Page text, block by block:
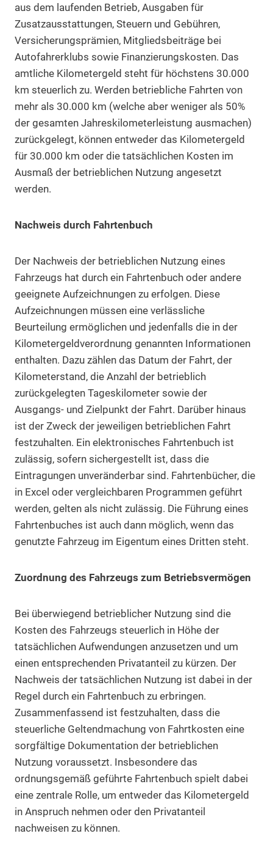
aus dem laufenden Betrieb, Ausgaben für
Zusatzausstattungen, Steuern und Gebühren,
Versicherungsprämien, Mitgliedsbeiträge bei
Autofahrerklubs sowie Finanzierungskosten. Das
amtliche Kilometergeld steht für höchstens 30.000
km steuerlich zu. Werden betriebliche Fahrten von
mehr als 30.000 km (welche aber weniger als 50%
der gesamten Jahreskilometerleistung ausmachen)
zurückgelegt, können entweder das Kilometergeld
für 30.000 km oder die tatsächlichen Kosten im
Ausmaß der betrieblichen Nutzung angesetzt
werden.
Nachweis durch Fahrtenbuch
Der Nachweis der betrieblichen Nutzung eines
Fahrzeugs hat durch ein Fahrtenbuch oder andere
geeignete Aufzeichnungen zu erfolgen. Diese
Aufzeichnungen müssen eine verlässliche
Beurteilung ermöglichen und jedenfalls die in der
Kilometergeldverordnung genannten Informationen
enthalten. Dazu zählen das Datum der Fahrt, der
Kilometerstand, die Anzahl der betrieblich
zurückgelegten Tageskilometer sowie der
Ausgangs- und Zielpunkt der Fahrt. Darüber hinaus
ist der Zweck der jeweiligen betrieblichen Fahrt
festzuhalten. Ein elektronisches Fahrtenbuch ist
zulässig, sofern sichergestellt ist, dass die
Eintragungen unveränderbar sind. Fahrtenbücher, die
in Excel oder vergleichbaren Programmen geführt
werden, gelten als nicht zulässig. Die Führung eines
Fahrtenbuches ist auch dann möglich, wenn das
genutzte Fahrzeug im Eigentum eines Dritten steht.
Zuordnung des Fahrzeugs zum Betriebsvermögen
Bei überwiegend betrieblicher Nutzung sind die
Kosten des Fahrzeugs steuerlich in Höhe der
tatsächlichen Aufwendungen anzusetzen und um
einen entsprechenden Privatanteil zu kürzen. Der
Nachweis der tatsächlichen Nutzung ist dabei in der
Regel durch ein Fahrtenbuch zu erbringen.
Zusammenfassend ist festzuhalten, dass die
steuerliche Geltendmachung von Fahrtkosten eine
sorgfältige Dokumentation der betrieblichen
Nutzung voraussetzt. Insbesondere das
ordnungsgemäß geführte Fahrtenbuch spielt dabei
eine zentrale Rolle, um entweder das Kilometergeld
in Anspruch nehmen oder den Privatanteil
nachweisen zu können.